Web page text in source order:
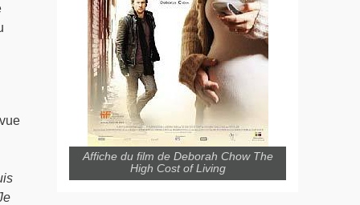
Affiche du film de Deborah Chow The
High Cost of Living